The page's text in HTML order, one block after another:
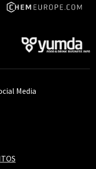
Media